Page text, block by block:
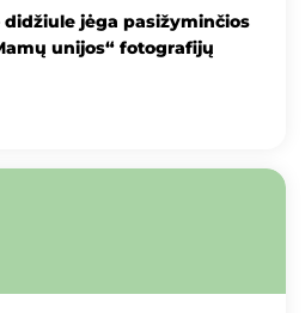
jėga pasižyminčios
unijos“ fotografijų